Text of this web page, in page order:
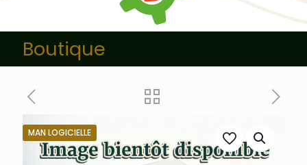
Boutique
MAN LOGICIELLE